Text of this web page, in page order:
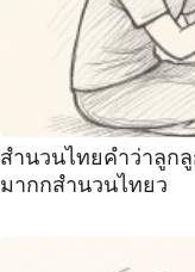
สำนวนไทยคำว่าลูก
มากกสำนวนไทยว